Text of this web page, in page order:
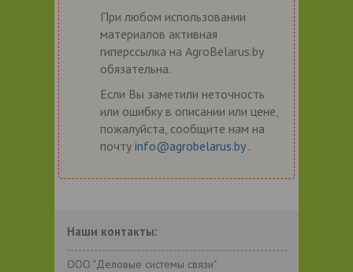
При любом использовании
материалов активная
гиперссылка на AgroBelarus.by
обязательна.
Если Вы заметили неточность
или ошибку в описании или цене,
пожалуйста, сообщите нам на
почту info@agrobelarus.by .
Наши контакты:
ООО "Деловые системы связи"